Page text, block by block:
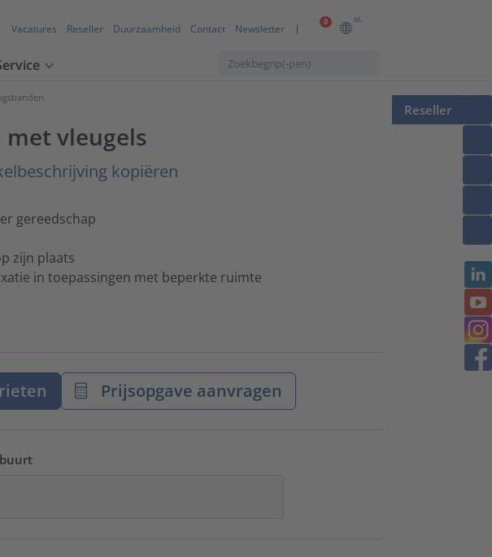
0 NL
Vacatures Reseller Duurzaamheid Contact Newsletter
Reseller
vleugels
kopiëren
gereedschap
zijn plaats
in toepassingen met beperkte ruimte
Prijsopgave aanvragen